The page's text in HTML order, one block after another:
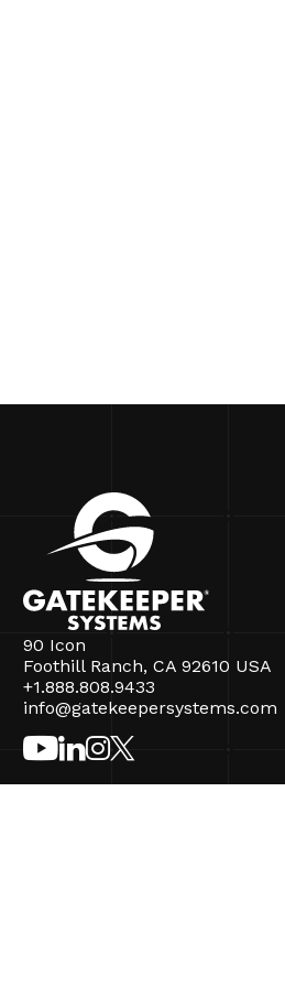
90 Icon
Foothill Ranch, CA 92610 USA
+1.888.808.9433
info@gatekeepersystems.com